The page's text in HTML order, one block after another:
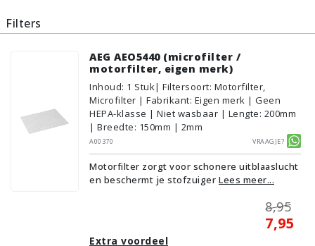
Filters
AEG AEO5440 (microfilter /
motorfilter, eigen merk)
Inhoud: 1 Stuk| Filtersoort: Motorfilter,
Microfilter | Fabrikant: Eigen merk | Geen
HEPA-klasse | Niet wasbaar | Lengte: 200mm
| Breedte: 150mm | 2mm
A00370
Vraagje?
Motorfilter zorgt voor schonere uitblaaslucht
en beschermt je stofzuiger Lees meer...
8,95
7,95
Extra voordeel